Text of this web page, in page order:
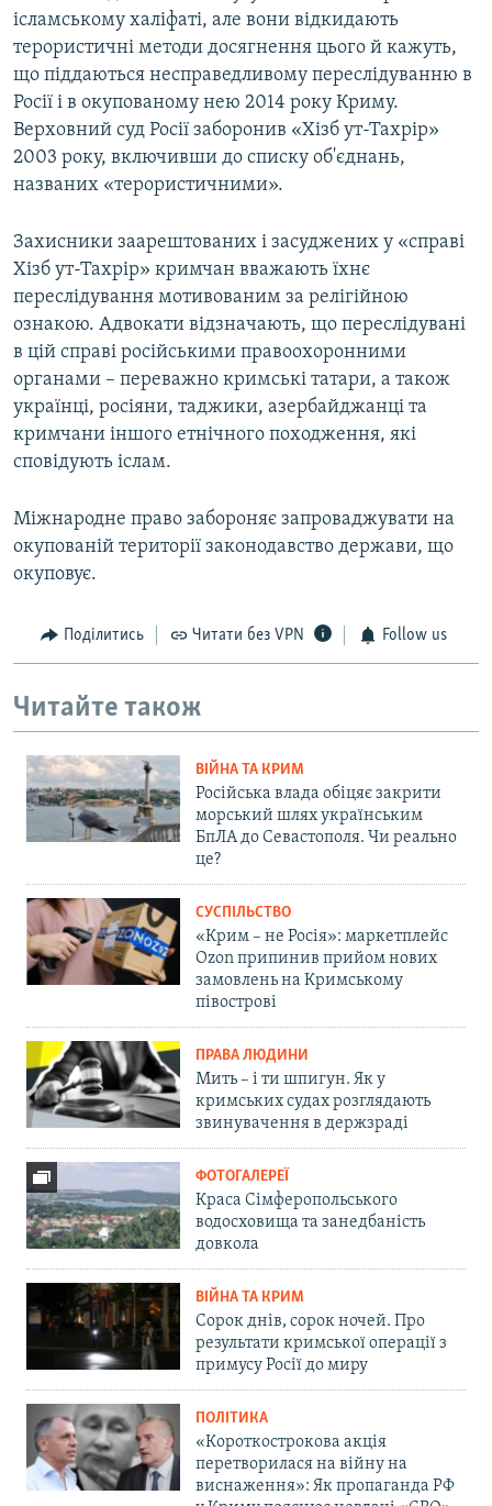
ісламському халіфаті, але вони відкидають
терористичні методи досягнення цього й кажуть,
що піддаються несправедливому переслідуванню в
Росії і в окупованому нею 2014 року Криму.
Верховний суд Росії заборонив «Хізб ут-Тахрір»
2003 року, включивши до списку об'єднань,
названих «терористичними».
Захисники заарештованих і засуджених у «справі
Хізб ут-Тахрір» кримчан вважають їхнє
переслідування мотивованим за релігійною
ознакою. Адвокати відзначають, що переслідувані
в цій справі російськими правоохоронними
органами – переважно кримські татари, а також
українці, росіяни, таджики, азербайджанці та
кримчани іншого етнічного походження, які
сповідують іслам.
Міжнародне право забороняє запроваджувати на
окупованій території законодавство держави, що
окуповує.
Поділитись Читати без VPN Follow us
Читайте також
ВІЙНА ТА КРИМ
Російська влада обіцяє закрити
морський шлях українським
БпЛА до Севастополя. Чи реально
це?
СУСПІЛЬСТВО
«Крим – не Росія»: маркетплейс
Ozon припинив прийом нових
замовлень на Кримському
півострові
ПРАВА ЛЮДИНИ
Мить – і ти шпигун. Як у
кримських судах розглядають
звинувачення в держзраді
ФОТОГАЛЕРЕЇ
Краса Сімферопольського
водосховища та занедбаність
довкола
ВІЙНА ТА КРИМ
Сорок днів, сорок ночей. Про
результати кримської операції з
примусу Росії до миру
ПОЛІТИКА
«Короткострокова акція
перетворилася на війну на
виснаження»: Як пропаганда РФ